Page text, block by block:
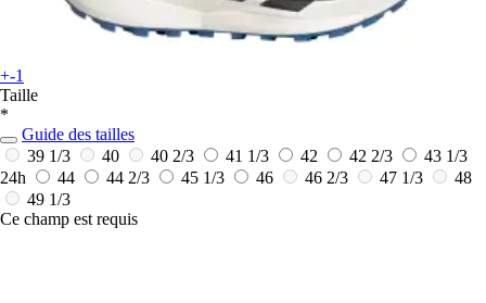
+-1
Taille
*
Guide des tailles
39 1/3
40 40 2/3 41 1/3 42 42 2/3
43 1/3
24h
44 44 2/3 45 1/3 46 46 2/3 47 1/3
48
49 1/3
Ce champ est requis